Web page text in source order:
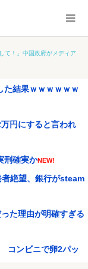
て！」中国政府がメディア
た結果ｗｗｗｗｗｗ
円にすると言われ
刑確実かNEW!
絶望、銀行がsteam
た理由が明確すぎる
コンビニで卵2パッ